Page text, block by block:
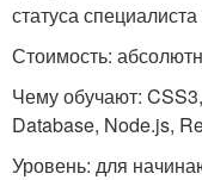
статуса
Стоимость:
Чему обучают:
Database, Node.js,
Уровень: для